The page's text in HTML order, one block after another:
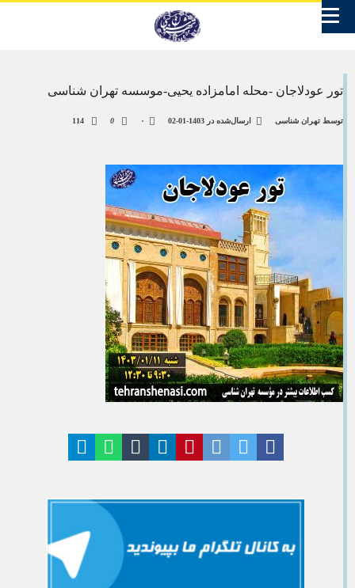
تور عودلاجان -محله امامزاده یحیی-موسسه تهران شناسی
توسط تهران شناسی ارسال‌شده در 1403-01-02 ۰ 0